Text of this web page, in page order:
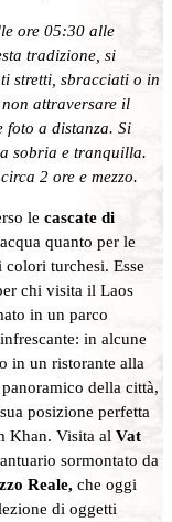
ore 05:30 alle
tradizione, si
stretti, sbracciati o in
attraversare il
foto a distanza. Si
sobria e tranquilla.
2 ore e mezzo.
le cascate di
quanto per le
turchesi. Esse
chi visita il Laos
in un parco
in alcune
in un ristorante alla
della città,
posizione perfetta
Khan. Visita al Vat
sormontato da
Reale, che oggi
di oggetti